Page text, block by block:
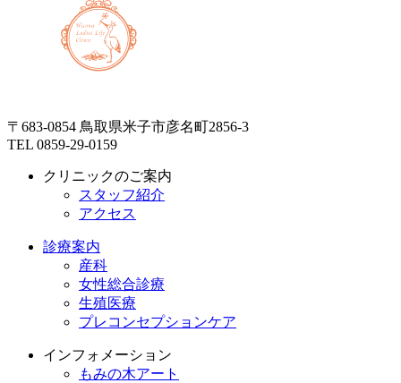
〒683-0854 鳥取県米子市彦名町2856-3
TEL 0859-29-0159
クリニックのご案内
スタッフ紹介
アクセス
診療案内
産科
女性総合診療
生殖医療
プレコンセプションケア
インフォメーション
もみの木アート